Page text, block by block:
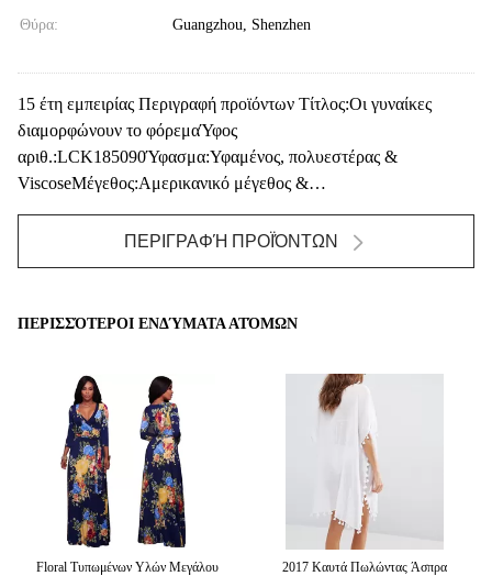
Θύρα: Guangzhou, Shenzhen
15 έτη εμπειρίας Περιγραφή προϊόντων Τίτλος:Οι γυναίκες
διαμορφώνουν το φόρεμαΎφος
αριθ.:LCK185090Ύφασμα:Υφαμένος, πολυεστέρας &
ViscoseΜέγεθος:Αμερικανικό μέγεθος &
ΠΕΡΙΓΡΑΦΉ ΠΡΟΪΌΝΤΩΝ
ΠΕΡΙΣΣΌΤΕΡΟΙ ΕΝΔΎΜΑΤΑ ΑΤΌΜΩΝ
Floral Τυπωμένων Υλών Μεγάλου
2017 Καυτά Πωλώντας Άσπρα